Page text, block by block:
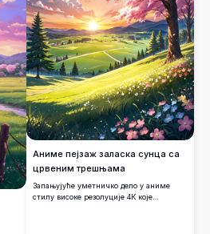
Аниме пејзаж заласка сунца са
црвеним трешњама
Запањујуће уметничко дело у аниме
стилу високе резолуције 4К које